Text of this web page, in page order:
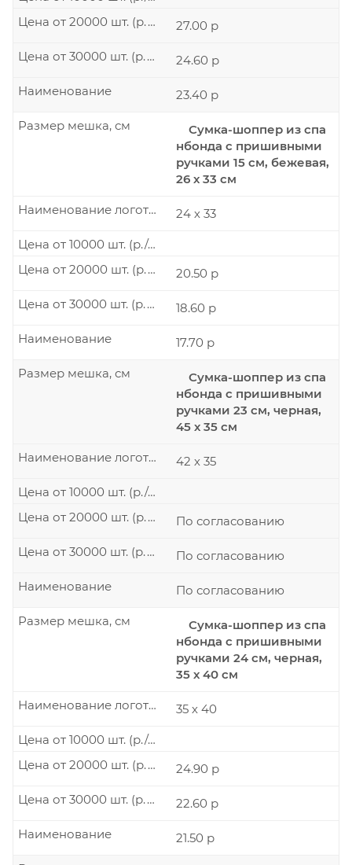
27.00 р
Цена от 20000 шт. (р./шт.)
24.60 р
Цена от 30000 шт. (р./шт.)
23.40 р
Наименование
Сумка-шоппер из спа
нбонда с пришивными
ручками 15 см, бежевая,
26 х 33 см
Размер мешка, см
24 х 33
Наименование логотипа
Цена от 10000 шт. (р./шт.)
20.50 р
Цена от 20000 шт. (р./шт.)
18.60 р
Цена от 30000 шт. (р./шт.)
17.70 р
Наименование
Сумка-шоппер из спа
нбонда с пришивными
ручками 23 см, черная,
45 х 35 см
Размер мешка, см
42 х 35
Наименование логотипа
Цена от 10000 шт. (р./шт.)
По согласованию
Цена от 20000 шт. (р./шт.)
По согласованию
Цена от 30000 шт. (р./шт.)
По согласованию
Наименование
Сумка-шоппер из спа
нбонда с пришивными
ручками 24 см, черная,
35 х 40 см
Размер мешка, см
35 х 40
Наименование логотипа
Цена от 10000 шт. (р./шт.)
24.90 р
Цена от 20000 шт. (р./шт.)
22.60 р
Цена от 30000 шт. (р./шт.)
21.50 р
Наименование